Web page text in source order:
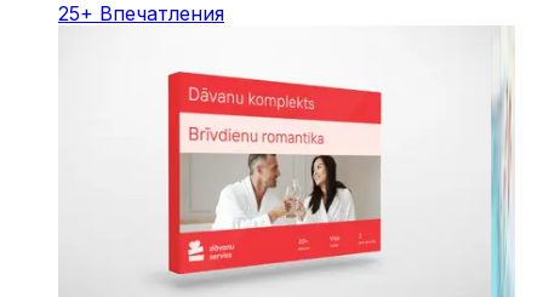
25+ Впечатления